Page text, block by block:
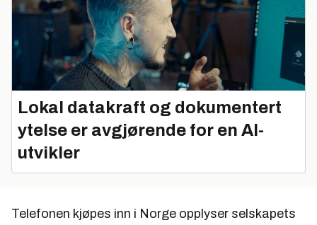
Lokal datakraft og dokumentert
ytelse er avgjørende for en AI-
utvikler
Telefonen kjøpes inn i Norge opplyser selskapets